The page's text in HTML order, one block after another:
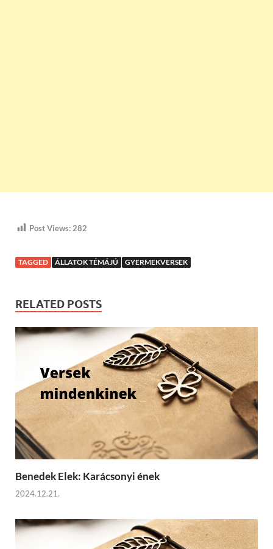
Post Views: 282
TAGGED ÁLLATOK TÉMÁJÚ GYERMEKVERSEK
RELATED POSTS
Benedek Elek: Karácsonyi ének
2024.12.21.